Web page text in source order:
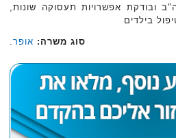
ובודקת אפשרויות תעסוקה שונות,
בילדים
סוג משרה: אופר.